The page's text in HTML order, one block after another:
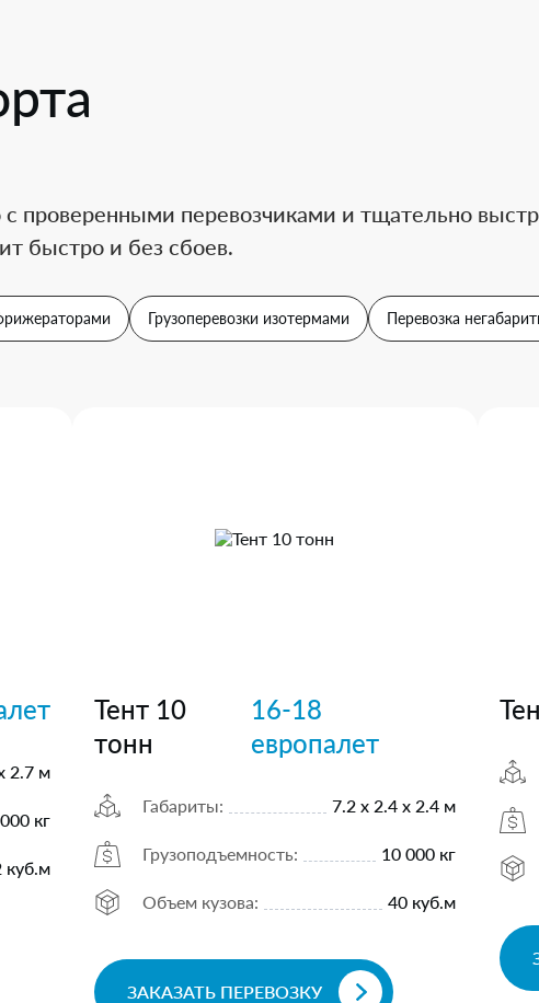
проверенными перевозчиками и тщательно
быстро и без сбоев.
Грузоперевозки изотермами Перевозка
2.7 м
кг
куб.м
Тент 10
тонн
16-18
европалет
Габариты: 7.2 х 2.4 х 2.4 м
Грузоподъемность: 10 000 кг
Объем кузова: 40 куб.м
ЗАКАЗАТЬ ПЕРЕВОЗКУ